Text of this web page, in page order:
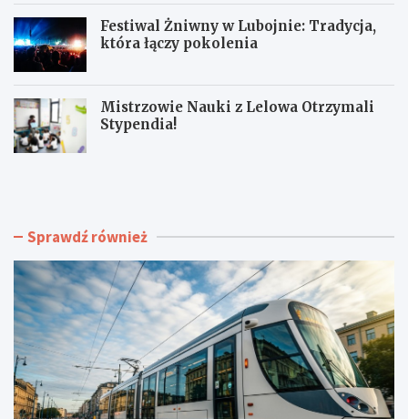
Festiwal Żniwny w Lubojnie: Tradycja,
która łączy pokolenia
Mistrzowie Nauki z Lelowa Otrzymali
Stypendia!
N
o
o
w
i
s
k
o
n
a
K
J
z
t
r
w
a
ć
u
p
a
ł
Sprawdź również